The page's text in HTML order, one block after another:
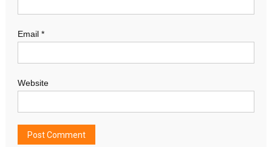
Email *
Website